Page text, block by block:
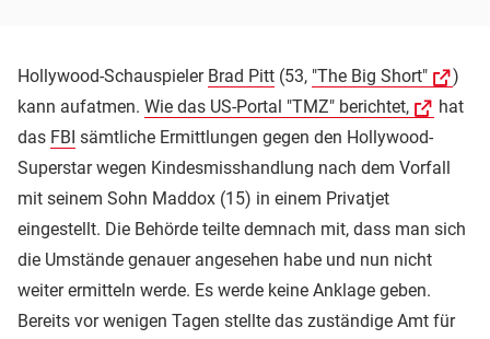
Hollywood-Schauspieler Brad Pitt (53, "The Big Short"
)
kann aufatmen. Wie das US-Portal "TMZ" berichtet,
hat
das FBI sämtliche Ermittlungen gegen den Hollywood-
Superstar wegen Kindesmisshandlung nach dem Vorfall
mit seinem Sohn Maddox (15) in einem Privatjet
eingestellt. Die Behörde teilte demnach mit, dass man sich
die Umstände genauer angesehen habe und nun nicht
weiter ermitteln werde. Es werde keine Anklage geben.
Bereits vor wenigen Tagen stellte das zuständige Amt für